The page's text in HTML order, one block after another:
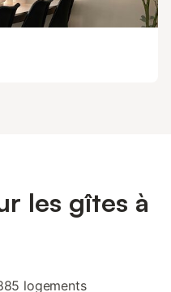
les gîtes à
logements